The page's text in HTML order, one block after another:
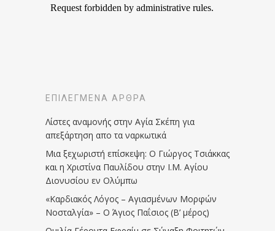
ΕΠΙΛΕΓΜΈΝΑ ΆΡΘΡΑ
Λίστες αναμονής στην Αγία Σκέπη για
απεξάρτηση απο τα ναρκωτικά
Μια ξεχωριστή επίσκεψη: Ο Γιώργος Τσιάκκας
και η Χριστίνα Παυλίδου στην Ι.Μ. Αγίου
Διονυσίου εν Ολύμπω
«Καρδιακός Λόγος – Αγιασμένων Μορφών
Νοσταλγία» – Ο Άγιος Παΐσιος (Β’ μέρος)